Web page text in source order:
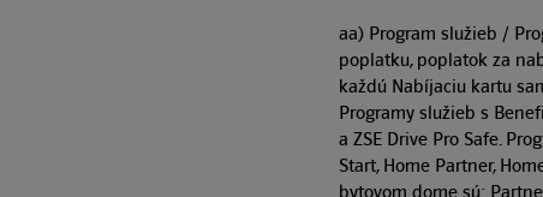
aa) Program služieb /
poplatku, poplatok za
každú Nabíjaciu kartu
Programy služieb s
a ZSE Drive Pro Safe.
Start, Home Partner,
bytovom dome sú: